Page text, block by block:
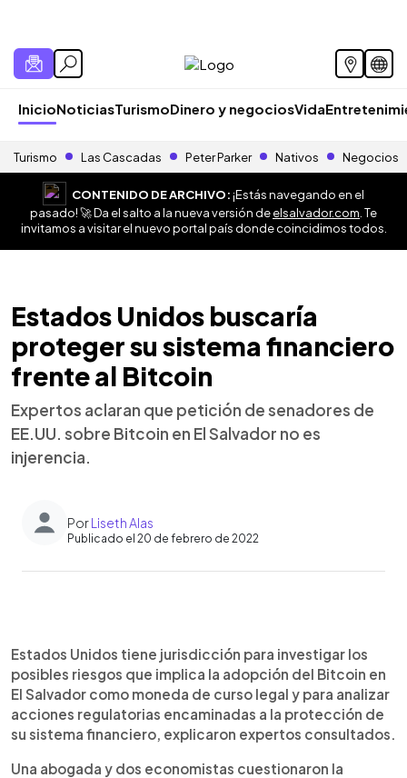
InicioNoticiasTurismoDinero y negociosVida
Turismo Las Cascadas Peter Parker Nativos Negocios
CONTENIDO DE ARCHIVO:¡Estás navegando en el
pasado! 🚀 Da el salto a la nueva versión deelsalvador.com . Te
invitamos a visitar el nuevo portal país donde coincidimos todos.
Estados Unidos buscaría
proteger su sistema financiero
frente al Bitcoin
Expertos aclaran que petición de senadores de
EE.UU. sobre Bitcoin en El Salvador no es
injerencia.
PorLiseth Alas
Publicado el 20 de febrero de 2022
Escuchar artículo
Estados Unidos tiene jurisdicción para investigar los
posibles riesgos que implica la adopción del Bitcoin en
El Salvador como moneda de curso legal y para analizar
acciones regulatorias encaminadas a la protección de
su sistema financiero, explicaron expertos consultados.
Una abogada y dos economistas cuestionaron la